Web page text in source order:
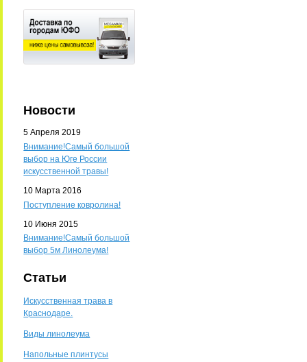
Новости
5 Апреля 2019
Внимание!Самый большой
выбор на Юге России
искусственной травы!
10 Марта 2016
Поступление ковролина!
10 Июня 2015
Внимание!Самый большой
выбор 5м Линолеума!
Статьи
Искусственная трава в
Краснодаре.
Виды линолеума
Напольные плинтусы